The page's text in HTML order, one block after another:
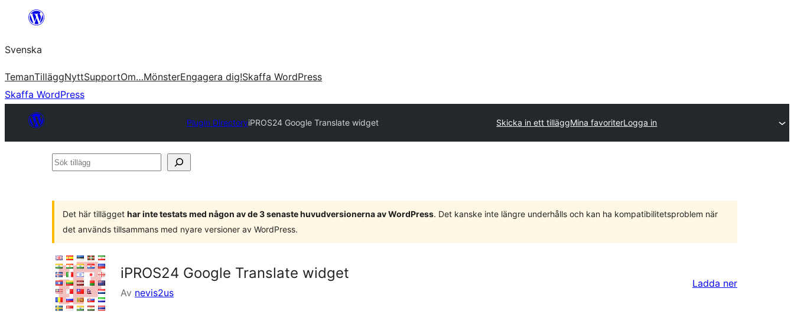
Hoppa
innehåll
Svenska
TemanTilläggNyttSupportOm…MönsterEngagera dig!Skaffa WordPress
Skaffa WordPress
Plugin DirectoryiPROS24 Google Translate widget Skicka in ett tilläggMina favoriterLogga in
Sök
Det här tillägget har inte testats med någon av de 3 senaste huvudversionerna av WordPress. Det kanske inte längre underhålls och kan ha kompatibilitetsproblem när
det används tillsammans med nyare versioner av WordPress.
iPROS24 Google Translate widget
Av nevis2us
Ladda ner